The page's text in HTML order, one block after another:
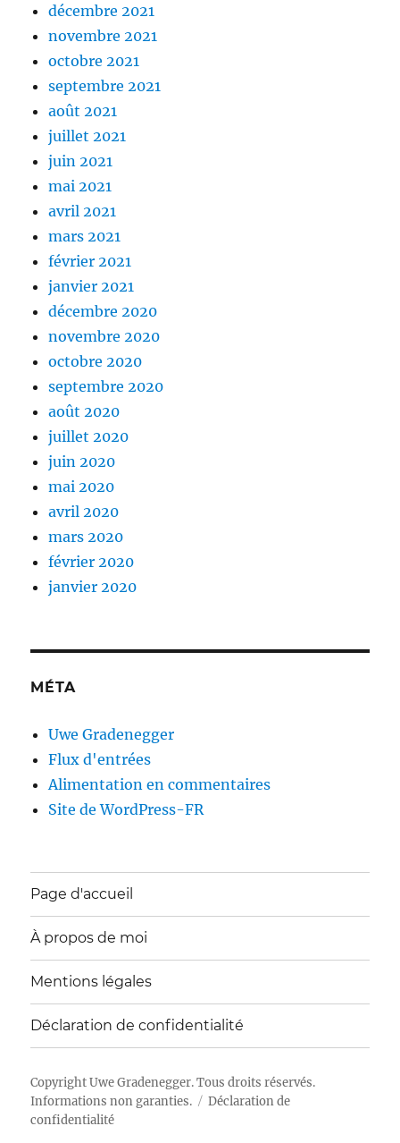
décembre 2021
novembre 2021
octobre 2021
septembre 2021
août 2021
juillet 2021
juin 2021
mai 2021
avril 2021
mars 2021
février 2021
janvier 2021
décembre 2020
novembre 2020
octobre 2020
septembre 2020
août 2020
juillet 2020
juin 2020
mai 2020
avril 2020
mars 2020
février 2020
janvier 2020
MÉTA
Uwe Gradenegger
Flux d'entrées
Alimentation en commentaires
Site de WordPress-FR
Page d'accueil
À propos de moi
Mentions légales
Déclaration de confidentialité
CopyrightUwe Gradenegger. Tous droits réservés.
Informations non garanties.
Déclaration de
confidentialité